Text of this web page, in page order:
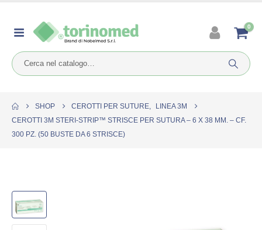
0
SHOP CEROTTI PER SUTURE,
LINEA 3M
CEROTTI 3M STERI-STRIP™ STRISCE PER SUTURA – 6 X 38 MM. – CF.
300 PZ. (50 BUSTE DA 6 STRISCE)